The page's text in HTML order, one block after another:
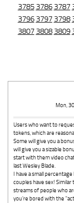
3785 3786 3787
3796 3797 3798
3807 3808 3809
Mon,
Users who want to
tokens, which are
Some will give you a
will give you a sizable
start with them video
last Wesley Blade.
I have a small
couples have sex!
streams of people who
you’re bored with the